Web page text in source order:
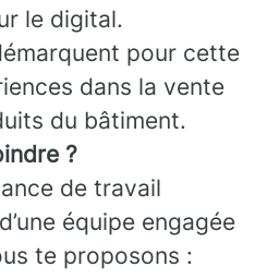
le digital.
pour cette
dans la vente
du bâtiment.
?
de travail
équipe engagée
te proposons :